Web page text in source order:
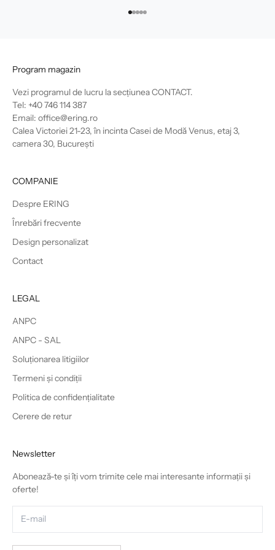
Mergi la articolul 1
Mergi la articolul 2
Mergi la articolul 3
Mergi la articolul 4
Mergi la articolul 5
Program magazin
Vezi programul de lucru la secțiuneaCONTACT.
Tel: +40 746 114 387
Email: office@ering.ro
Calea Victoriei 21-23, în incinta Casei de Modă Venus, etaj 3,
camera 30, București
COMPANIE
Despre ERING
Înrebări frecvente
Design personalizat
Contact
LEGAL
ANPC
ANPC - SAL
Soluționarea litigiilor
Termeni și condiții
Politica de confidențialitate
Cerere de retur
Newsletter
Abonează-te și îți vom trimite cele mai interesante informații și
oferte!